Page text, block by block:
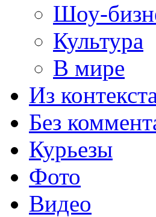
Шоу-
Культура
В мире
Из
Без
Курьезы
Фото
Видео